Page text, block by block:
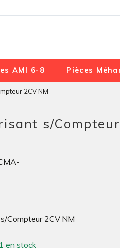
AMI 6-8 Pièces
2CV NM
s/
Compteur 2CV NM
en stock